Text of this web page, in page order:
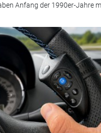
Anfang der 1990er-Jahre